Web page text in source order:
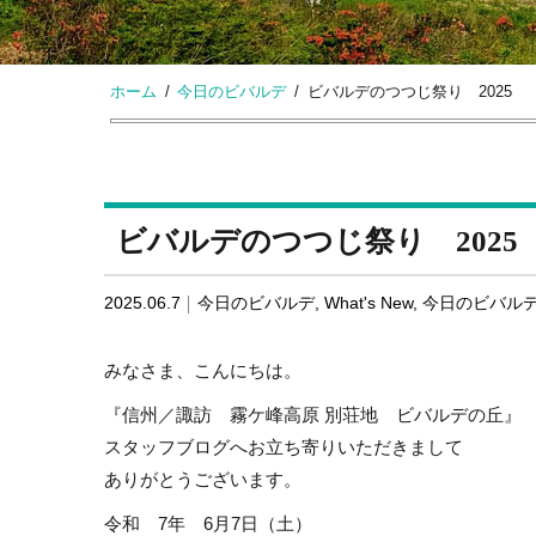
ホーム 今日のビバルデ ビバルデのつつじ祭り 2025
ビバルデのつつじ祭り 2025
2025.06.7 今日のビバルデ, What's New, 今日のビバル
みなさま、こんにちは。
『信州／諏訪 霧ケ峰高原 別荘地 ビバルデの丘』
スタッフブログへお立ち寄りいただきまして
ありがとうございます。
令和 7年 6月7日（土）